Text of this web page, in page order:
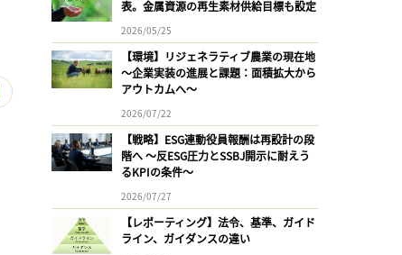
表。金属資源の再生素材供給目標も設定
2026/05/25
【環境】リジェネラティブ農業の現在地
〜企業実装の進展と課題：面積拡大から
アウトカムへ〜
2026/07/22
【戦略】ESG連動役員報酬は再設計の段
階へ 〜反ESG圧力とSSBJ開示に耐えう
るKPIの条件〜
2026/07/27
【レポーティング】法令、基準、ガイド
ライン、ガイダンスの違い